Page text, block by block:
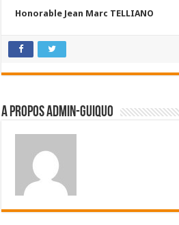
Honorable Jean Marc TELLIANO
A propos admin-guiquo